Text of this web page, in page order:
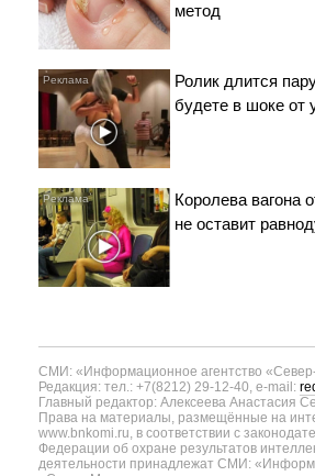
метод
Ролик длится
будете в шоке от
Королева вагона
не оставит
СМИ: «Информационное агентство
Редакция: тел.: +7(8212) 29-12-40, e-mail:
Главный редактор: Алексеева Анастасия
Права на материалы, размещённые на
www.bnkomi.ru, в соответствии с
Федерации об охране результатов
деятельности принадлежат СМИ: